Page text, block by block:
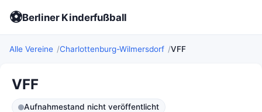
⚽Berliner Kinderfußball
Alle Vereine Charlottenburg-Wilmersdorf VFF
VFF
Aufnahmestand nicht veröffentlicht